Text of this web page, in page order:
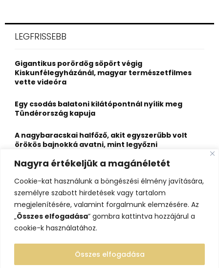
Nagyra értékeljük a magánéletét
Cookie-kat használunk a böngészési élmény javítására,
személyre szabott hirdetések vagy tartalom
megjelenítésére, valamint forgalmunk elemzésére. Az
„Összes elfogadása” gombra kattintva hozzájárul a
cookie-k használatához.
Összes elfogadása
h
o
r
:
R
LEGFRISSEBB
Gigantikus porördög söpört végig
Kiskunfélegyházánál, magyar természetfilmes
vette videóra
Egy csodás balatoni kilátópontnál nyílik meg
Tündérország kapuja
A nagybaracskai halfőző, akit egyszerűbb volt
örökös bajnokká avatni, mint legyőzni
10 érdekesség a hosszú útra készülő gólyákról
Kisvasútról nézheted a Perseidák hullócsillagait
ezen a különleges éjszakai programon